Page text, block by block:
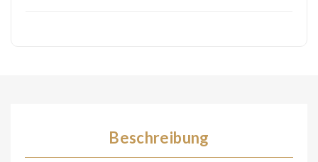
Beschreibung